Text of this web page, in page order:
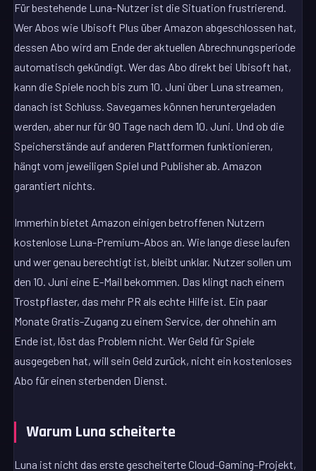
Für bestehende Luna-Nutzer ist die Situation frustrierend.
Wer Abos wie Ubisoft Plus über Amazon abgeschlossen hat,
dessen Abo wird am Ende der aktuellen Abrechnungsperiode
automatisch gekündigt. Wer das Abo direkt bei Ubisoft hat,
kann die Spiele noch bis zum 10. Juni über Luna streamen,
danach ist Schluss. Savegames können heruntergeladen
werden, aber nur für 90 Tage nach dem 10. Juni. Und ob die
Speicherstände auf anderen Plattformen funktionieren,
hängt vom jeweiligen Spiel und Publisher ab. Amazon
garantiert nichts.
Immerhin bietet Amazon einigen betroffenen Nutzern
kostenlose Luna-Premium-Abos an. Wie lange diese laufen
und wer genau berechtigt ist, bleibt unklar. Nutzer sollen um
den 10. Juni eine E-Mail bekommen. Das klingt nach einem
Trostpflaster, das mehr PR als echte Hilfe ist. Ein paar
Monate Gratis-Zugang zu einem Service, der ohnehin am
Ende ist, löst das Problem nicht. Wer Geld für Spiele
ausgegeben hat, will sein Geld zurück, nicht ein kostenloses
Abo für einen sterbenden Dienst.
Warum Luna scheiterte
Luna ist nicht das erste gescheiterte Cloud-Gaming-Projekt,